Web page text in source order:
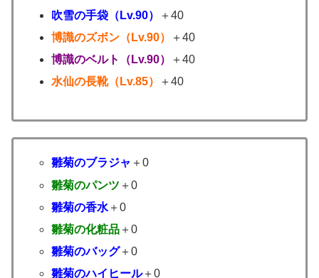
吹雪の手袋（Lv.90）
＋40
博識のズボン（Lv.90）
＋40
博識のベルト（Lv.90）
＋40
水仙の長靴（Lv.85）
＋40
雛菊のブラジャ ＋0
雛菊のパンツ ＋0
雛菊の香水 ＋0
雛菊の化粧品 ＋0
雛菊のバッグ＋0
雛菊のハイヒール＋0